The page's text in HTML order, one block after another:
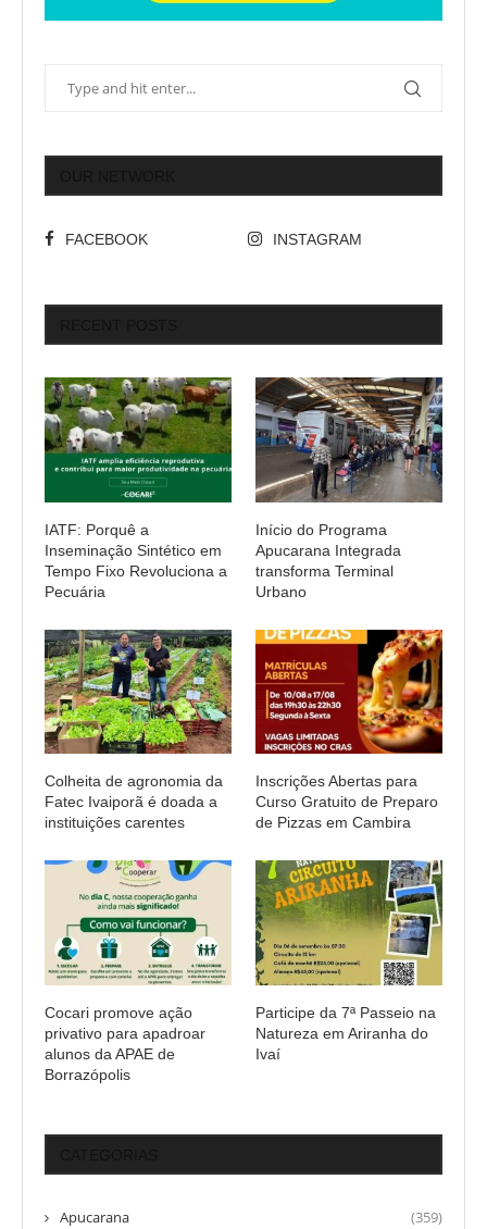
FACEBOOK INSTAGRAM
IATF: Porquê a
Inseminação Sintético em
Tempo Fixo Revoluciona a
Pecuária
Início do Programa
Apucarana Integrada
transforma Terminal
Urbano
Colheita de agronomia da
Fatec Ivaiporã é doada a
instituições carentes
Inscrições Abertas para
Curso Gratuito de Preparo
de Pizzas em Cambira
Cocari promove ação
privativo para apadroar
alunos da APAE de
Borrazópolis
Participe da 7ª Passeio na
Natureza em Ariranha do
Ivaí
Apucarana (359)